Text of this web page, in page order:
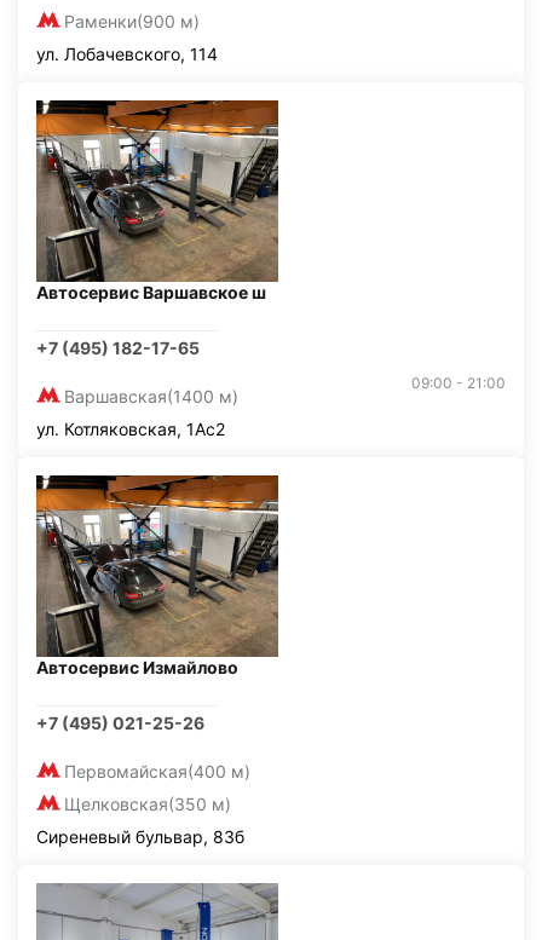
Раменки(900 м)
ул. Лобачевского, 114
Автосервис Варшавское ш
+7 (495) 182-17-65
Варшавская(1400 м)
09:00 - 21:00
ул. Котляковская, 1Ас2
Автосервис Измайлово
+7 (495) 021-25-26
Первомайская(400 м)
Щелковская(350 м)
Сиреневый бульвар, 83б